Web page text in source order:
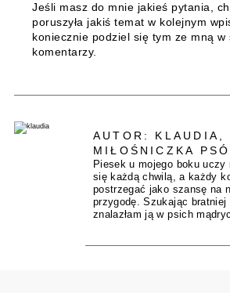
Jeśli masz do mnie jakieś pytania,
poruszyła jakiś temat w kolejnym
koniecznie podziel się tym ze mną w
komentarzy.
AUTOR: KLAUDIA,
MIŁOŚNICZKA
Piesek u mojego boku uczy
się każdą chwilą, a każdy
postrzegać jako szansę na
przygodę. Szukając bratniej
znalazłam ją w psich